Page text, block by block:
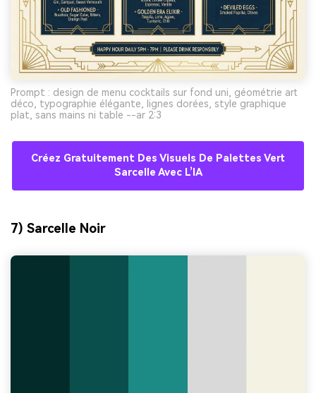
Prompt : design de menu cocktails sur fond uni, géométrie art
déco, typographie élégante, lignes dorées, style graphique
plat, sans mains ni table --ar 2:3
Créez Gratuitement Des Visuels De Palettes Vert
Sarcelle Avec L’IA
7) Sarcelle Noir